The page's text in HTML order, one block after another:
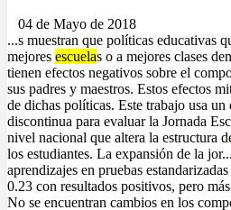
04 de Mayo de 2018
...s muestran que políticas educativas
mejores escuelas o a mejores clases
tienen efectos negativos sobre el
sus padres y maestros. Estos efectos
de dichas políticas. Este trabajo usa un
discontinua para evaluar la Jornada
nivel nacional que altera la estructura
los estudiantes. La expansión de la jor...
aprendizajes en pruebas
0.23 con resultados positivos, pero
No se encuentran cambios en los